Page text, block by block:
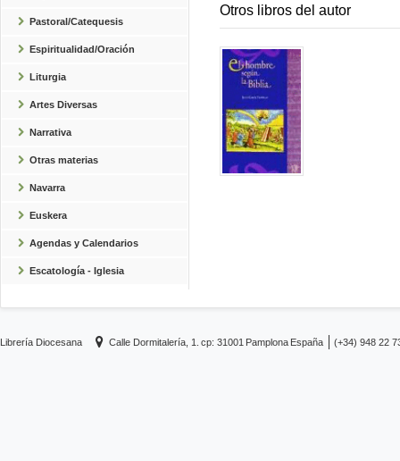
Pastoral/Catequesis
Espiritualidad/Oración
Liturgia
Artes Diversas
Narrativa
Otras materias
Navarra
Euskera
Agendas y Calendarios
Escatología - Iglesia
Otros libros del autor
Librería Diocesana Calle Dormitalería, 1. cp: 31001 Pamplona España (+34) 948 22